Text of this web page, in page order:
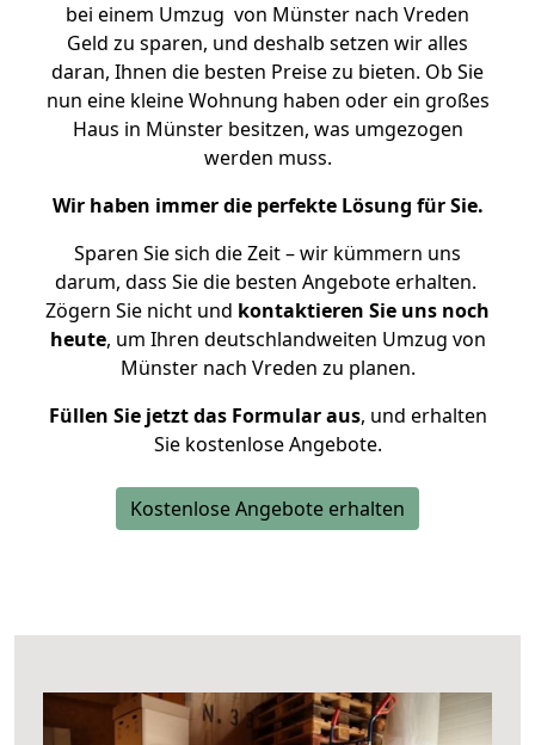
bei einem Umzug von Münster nach Vreden
Geld zu sparen, und deshalb setzen wir alles
daran, Ihnen die besten Preise zu bieten. Ob Sie
nun eine kleine Wohnung haben oder ein großes
Haus in Münster besitzen, was umgezogen
werden muss.
Wir haben immer die perfekte Lösung für Sie.
Sparen Sie sich die Zeit – wir kümmern uns
darum, dass Sie die besten Angebote erhalten.
Zögern Sie nicht und kontaktieren Sie uns noch
heute, um Ihren deutschlandweiten Umzug von
Münster nach Vreden zu planen.
Füllen Sie jetzt das Formular aus, und erhalten
Sie kostenlose Angebote.
Kostenlose Angebote erhalten